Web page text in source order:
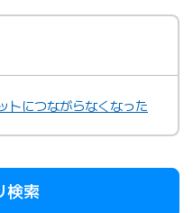
につながらなくなった
検索